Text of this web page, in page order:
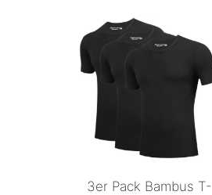
3er Pack Bambus T-